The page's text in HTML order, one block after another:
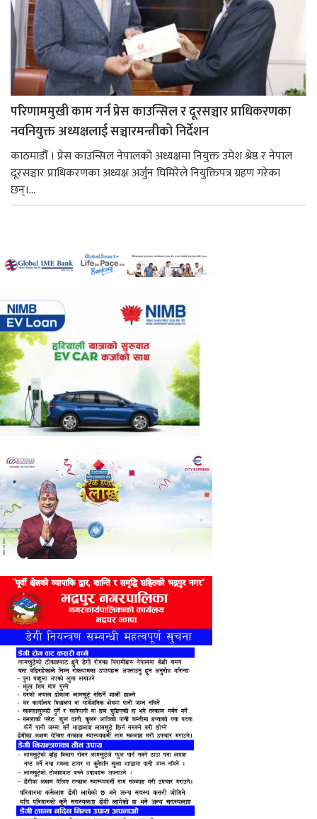
परिणाममुखी काम गर्न प्रेस काउन्सिल र दूरसञ्चार प्राधिकरणका
नवनियुक्त अध्यक्षलाई सञ्चारमन्त्रीको निर्देशन
काठमाडौँ । प्रेस काउन्सिल नेपालको अध्यक्षमा नियुक्त उमेश श्रेष्ठ र नेपाल
दूरसञ्चार प्राधिकरणका अध्यक्ष अर्जुन घिमिरेले नियुक्तिपत्र ग्रहण गरेका
छन्।...